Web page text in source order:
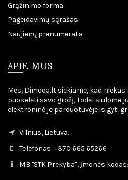
Grąžinimo forma
Pageidavimų sąrašas
Naujienų prenumerata
APIE MUS
Mes, Dimoda.lt siekiame, kad
puoselėti savo grožį, todėl siūlome
elektroninė je parduotuvėje isigyti
Vilnius, Lietuva.
Telefonas: +370 665 65266
MB "STK Prekyba", Įmonės